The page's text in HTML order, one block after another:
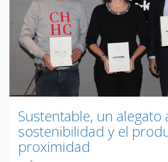
Sustentable, un alegato
sostenibilidad y el
proximidad